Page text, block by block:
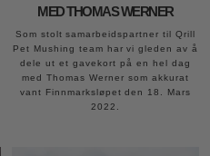
MED THOMAS WERNER
Som stolt samarbeidspartner til Qrill
Pet Mushing team har vi gleden av å
dele ut et gavekort på en hel dag
med Thomas Werner som akkurat
vant Finnmarksløpet den 18. Mars
2022.